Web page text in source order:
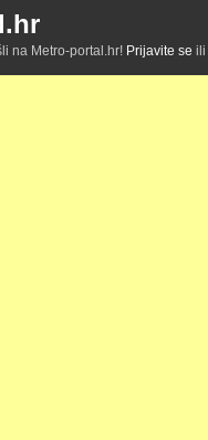
na Metro-portal.hr! Prijavite se ili